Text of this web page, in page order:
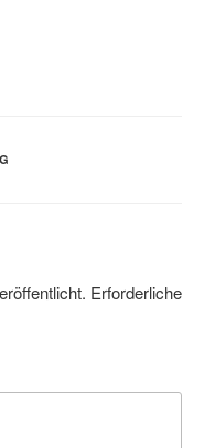
Erforderliche